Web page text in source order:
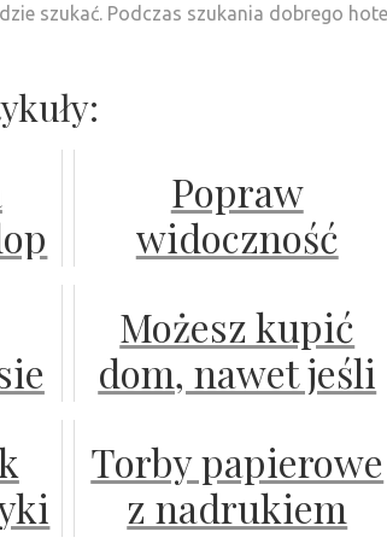
szukać. Podczas szukania dobrego
Popraw
widoczność
sieci
Możesz kupić
dom, nawet jeśli
historii
kredytowej
Torby papierowe
z nadrukiem